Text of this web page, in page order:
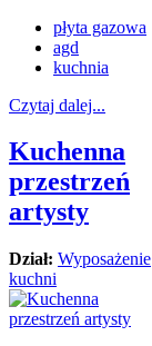
płyta gazowa
agd
kuchnia
Czytaj dalej...
Kuchenna
przestrzeń
artysty
Dział: Wyposażenie
kuchni